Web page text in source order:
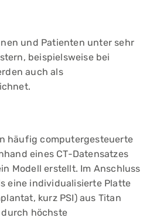
und Patienten unter sehr
beispielsweise bei
auch als
häufig computergesteuerte
eines CT-Datensatzes
Modell erstellt. Im Anschluss
eine individualisierte Platte
kurz PSI) aus Titan
höchste